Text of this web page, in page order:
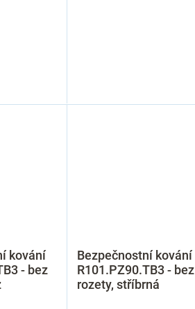
kování
- bez
Bezpečnostní kování
R101.PZ90.TB3 - bez
rozety, stříbrná